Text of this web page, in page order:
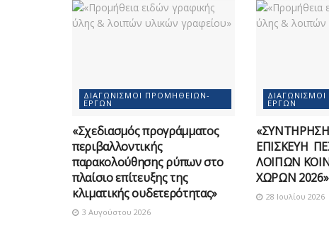
ΔΙΑΓΩΝΙΣΜΟΊ ΠΡΟΜΗΘΕΙΏΝ-
ΈΡΓΩΝ
«Σχεδιασμός προγράμματος
περιβαλλοντικής
παρακολούθησης ρύπων στο
πλαίσιο επίτευξης της
κλιματικής ουδετερότητας»
3 Αυγούστου 2026
ΈΡΓΩΝ
«ΣΥΝΤΗΡΗΣΗ
ΕΠΙΣΚΕΥΗ
ΛΟΙΠΩΝ
ΧΩΡΩΝ 2026»
28 Ιουλίου 2026